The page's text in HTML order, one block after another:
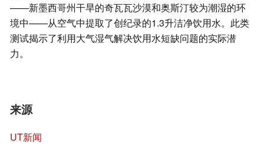
——新墨西哥州干旱的奇瓦瓦沙漠和奥斯汀较为潮湿的环
境中——从空气中提取了创纪录的1.3升洁净饮用水。此类
测试揭示了利用大气湿气解决饮用水短缺问题的实际潜
力。
来源
UT新闻